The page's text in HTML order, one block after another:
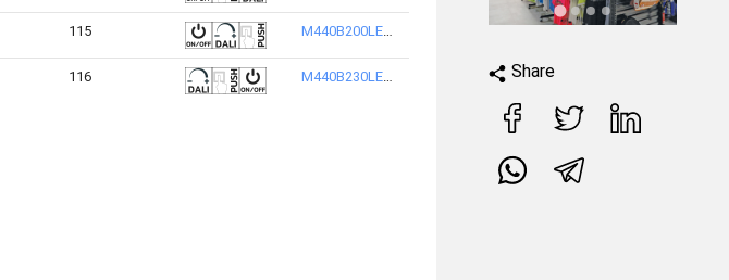
115
M440B200LED2AF-W
116 M440B230LED2AF-W Share